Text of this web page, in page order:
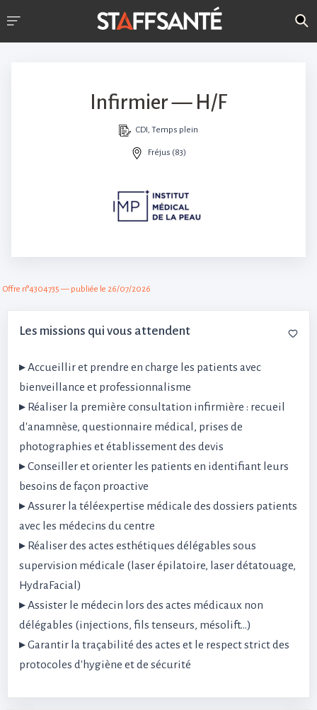
Infirmier — H/F
CDI, Temps plein
Fréjus (83)
Offre n°4304735 — publiée le 26/07/2026
Les missions qui vous attendent
▸ Accueillir et prendre en charge les patients avec
bienveillance et professionnalisme
▸ Réaliser la première consultation infirmière : recueil
d'anamnèse, questionnaire médical, prises de
photographies et établissement des devis
▸ Conseiller et orienter les patients en identifiant leurs
besoins de façon proactive
▸ Assurer la téléexpertise médicale des dossiers patients
avec les médecins du centre
▸ Réaliser des actes esthétiques délégables sous
supervision médicale (laser épilatoire, laser détatouage,
HydraFacial)
▸ Assister le médecin lors des actes médicaux non
délégables (injections, fils tenseurs, mésolift…)
▸ Garantir la traçabilité des actes et le respect strict des
protocoles d'hygiène et de sécurité